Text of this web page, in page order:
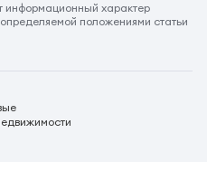
информационный характер
положениями статьи